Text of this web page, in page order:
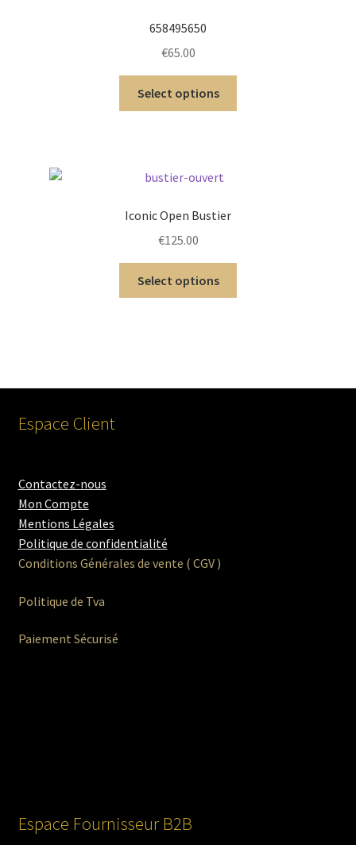
658495650
€65.00
Select options
Iconic Open Bustier
€125.00
Select options
Espace Client
Contactez-nous
Mon Compte
Mentions Légales
Politique de confidentialité
Conditions Générales de vente ( CGV )
Politique de Tva
Paiement Sécurisé
Espace Fournisseur B2B